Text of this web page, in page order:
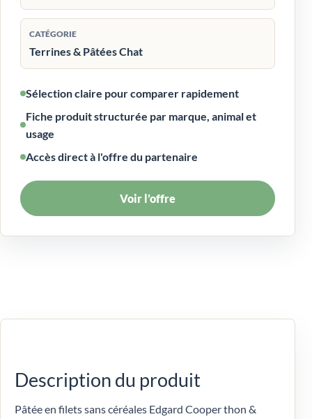
CATÉGORIE
Terrines & Pâtées Chat
Sélection claire pour comparer rapidement
Fiche produit structurée par marque, animal et
usage
Accès direct à l'offre du partenaire
Voir l’offre
Description du produit
Pâtée en filets sans céréales Edgard Cooper thon &